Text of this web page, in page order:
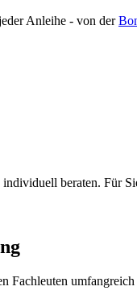
Anleihe - von der
beraten. Für
Fachleuten